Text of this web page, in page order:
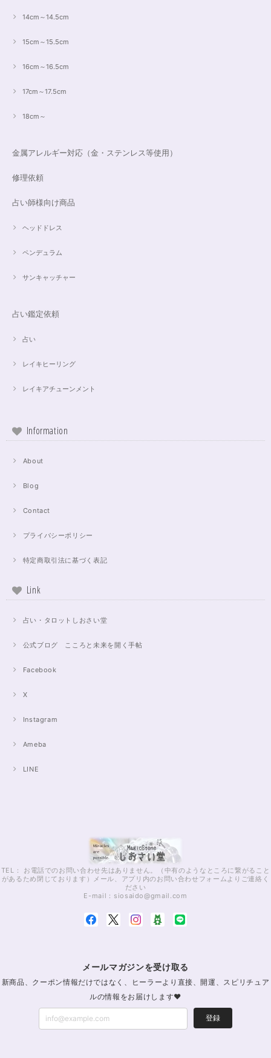
14cm～14.5cm
15cm～15.5cm
16cm～16.5cm
17cm～17.5cm
18cm～
金属アレルギー対応（金・ステンレス等使用）
修理依頼
占い師様向け商品
ヘッドドレス
ペンデュラム
サンキャッチャー
占い鑑定依頼
占い
レイキヒーリング
レイキアチューンメント
Information
About
Blog
Contact
プライバシーポリシー
特定商取引法に基づく表記
Link
占い・タロットしおさい堂
公式ブログ こころと未来を開く手帖
Facebook
X
Instagram
Ameba
LINE
TEL： お電話でのお問い合わせ先はありません。（中有のようなところに繋がること
があるため閉じております）メール、アプリ内のお問い合わせフォームよりご連絡く
ださい
E-mail： siosaido@gmail.com
メールマガジンを受け取る
新商品、クーポン情報だけではなく、ヒーラーより直接、開運、スピリチュア
ルの情報をお届けします♥
登録